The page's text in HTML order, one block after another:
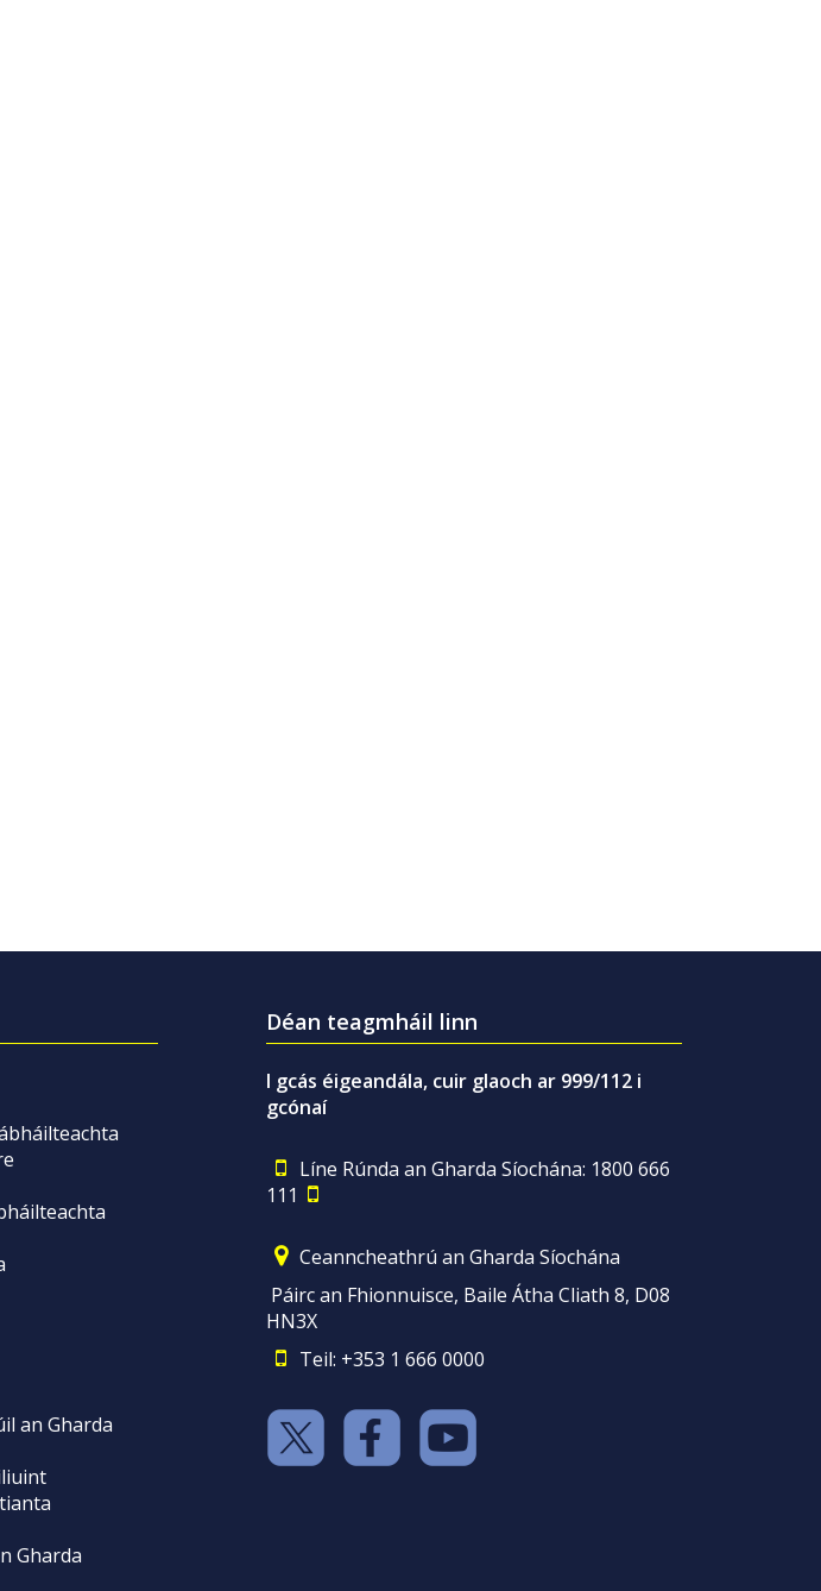
an Gharda
Gharda
Déan teagmháil linn
I gcás éigeandála, cuir glaoch ar 999/112 i
gcónaí
Líne Rúnda an Gharda Síochána: 1800 666
111
Ceanncheathrú an Gharda Síochána
Páirc an Fhionnuisce, Baile Átha Cliath 8, D08
HN3X
Teil: +353 1 666 0000